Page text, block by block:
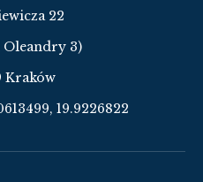
22
Oleandry 3)
Kraków
19.9226822